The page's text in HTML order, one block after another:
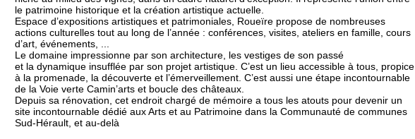
le patrimoine historique et la création artistique actuelle.
Espace d’expositions artistiques et patrimoniales, Roueïre propose de nombreuses
actions culturelles tout au long de l’année : conférences, visites, ateliers en famille, cours
d’art, événements, ...
Le domaine impressionne par son architecture, les vestiges de son passé
et la dynamique insufflée par son projet artistique. C’est un lieu accessible à tous, propice
à la promenade, la découverte et l’émerveillement. C’est aussi une étape incontournable
de la Voie verte Camin’arts et boucle des châteaux.
Depuis sa rénovation, cet endroit chargé de mémoire a tous les atouts pour devenir un
site incontournable dédié aux Arts et au Patrimoine dans la Communauté de communes
Sud-Hérault, et au-delà